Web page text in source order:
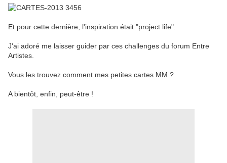
Et pour cette dernière, l'inspiration était "project life".
J'ai adoré me laisser guider par ces challenges du forum Entre
Artistes.
Vous les trouvez comment mes petites cartes MM ?
A bientôt, enfin, peut-être !